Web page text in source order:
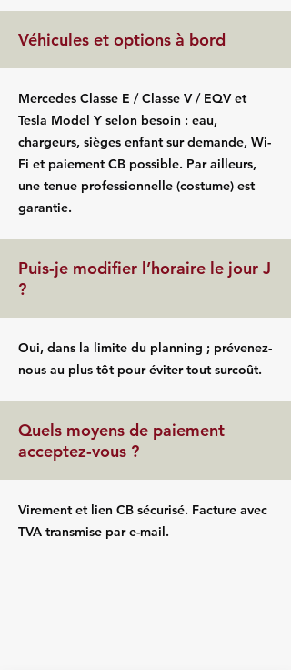
Véhicules et options à bord
Mercedes Classe E / Classe V / EQV et
Tesla Model Y selon besoin : eau,
chargeurs, sièges enfant sur demande, Wi-
Fi et paiement CB possible. Par ailleurs,
une tenue professionnelle (costume) est
garantie.
Puis-je modifier l’horaire le jour J
?
Oui, dans la limite du planning ; prévenez-
nous au plus tôt pour éviter tout surcoût.
Quels moyens de paiement
acceptez-vous ?
Virement et lien CB sécurisé. Facture avec
TVA transmise par e-mail.